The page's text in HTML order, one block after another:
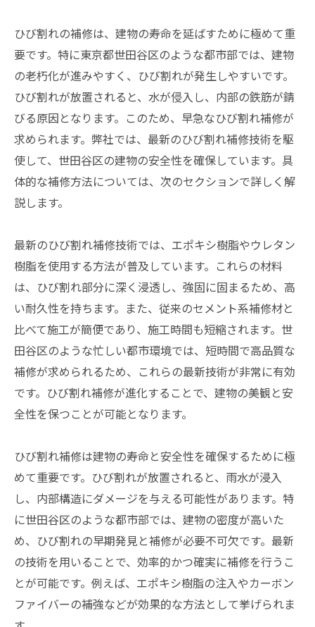
ひび割れの補修は、建物の寿命を延ばすために極めて重
要です。特に東京都世田谷区のような都市部では、建物
の老朽化が進みやすく、ひび割れが発生しやすいです。
ひび割れが放置されると、水が侵入し、内部の鉄筋が錆
びる原因となります。このため、早急なひび割れ補修が
求められます。弊社では、最新のひび割れ補修技術を駆
使して、世田谷区の建物の安全性を確保しています。具
体的な補修方法については、次のセクションで詳しく解
説します。
最新のひび割れ補修技術では、エポキシ樹脂やウレタン
樹脂を使用する方法が普及しています。これらの材料
は、ひび割れ部分に深く浸透し、強固に固まるため、高
い耐久性を持ちます。また、従来のセメント系補修材と
比べて施工が簡便であり、施工時間も短縮されます。世
田谷区のような忙しい都市環境では、短時間で高品質な
補修が求められるため、これらの最新技術が非常に有効
です。ひび割れ補修が進化することで、建物の美観と安
全性を保つことが可能となります。
ひび割れ補修は建物の寿命と安全性を確保するために極
めて重要です。ひび割れが放置されると、雨水が浸入
し、内部構造にダメージを与える可能性があります。特
に世田谷区のような都市部では、建物の密度が高いた
め、ひび割れの早期発見と補修が必要不可欠です。最新
の技術を用いることで、効率的かつ確実に補修を行うこ
とが可能です。例えば、エポキシ樹脂の注入やカーボン
ファイバーの補強などが効果的な方法として挙げられま